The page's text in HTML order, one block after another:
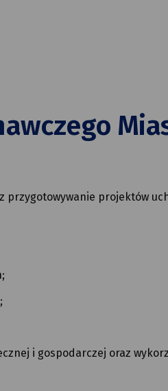
przygotowywanie projektów
i gospodarczej oraz